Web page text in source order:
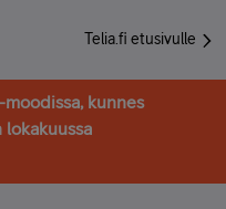
Telia.fi etusivulle
kunnes
lokakuussa